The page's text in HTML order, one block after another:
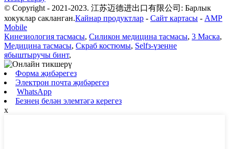
© Copyright - 2021-2023. 江苏迈德进出口有限公司: Барлык
хокуклар сакланган.Кайнар продуктлар - Сайт картасы - AMP
Mobile
Кинезиология тасмасы, Силикон медицина тасмасы, 3 Маска,
Медицина тасмасы, Скраб костюмы, Selfз-үзеңне
ябыштыручы бинт,
Форма җибәрегез
Электрон почта җибәрегез
WhatsApp
Безнең белән элемтәгә керегез
x